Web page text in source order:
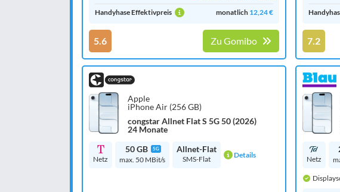
Handyhase Effektivpreis
monatlich 12,24 €
5.6 Zu Gomibo 7.2
Apple
iPhone Air (256 GB)
congstar Allnet Flat S 5G 50 (2026)
24 Monate
Netz
50 GB 5G
max. 50 MBit/s
Allnet-Flat
SMS-Flat Details Netz